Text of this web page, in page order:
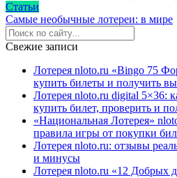
Статьи
Самые необычные лотереи: в мире
Свежие записи
Лотерея nloto.ru «Bingo 75
купить билеты и получить
Лотерея nloto.ru digital 5×36:
купить билет, проверить и
«Национальная Лотерея»
правила игры от покупки
Лотерея nloto.ru: отзывы
и минусы
Лотерея nloto.ru «12 Добрых